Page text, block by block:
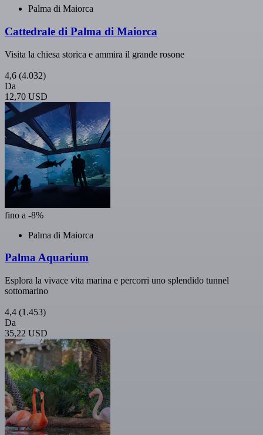
Palma di Maiorca
Cattedrale di Palma di Maiorca
Visita la chiesa storica e ammira il grande rosone
4,6 (4.032)
Da
12,70 USD
fino a -8%
Palma di Maiorca
Palma Aquarium
Esplora la vivace vita marina e percorri uno splendido tunnel
sottomarino
4,4 (1.453)
Da
35,22 USD